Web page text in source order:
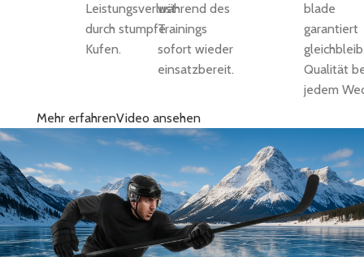
Leistungsverlust
durch stumpfe
Kufen.
während des
Trainings
sofort wieder
einsatzbereit.
blade
garantiert
Qualität
jedem
Mehr erfahrenVideo ansehen